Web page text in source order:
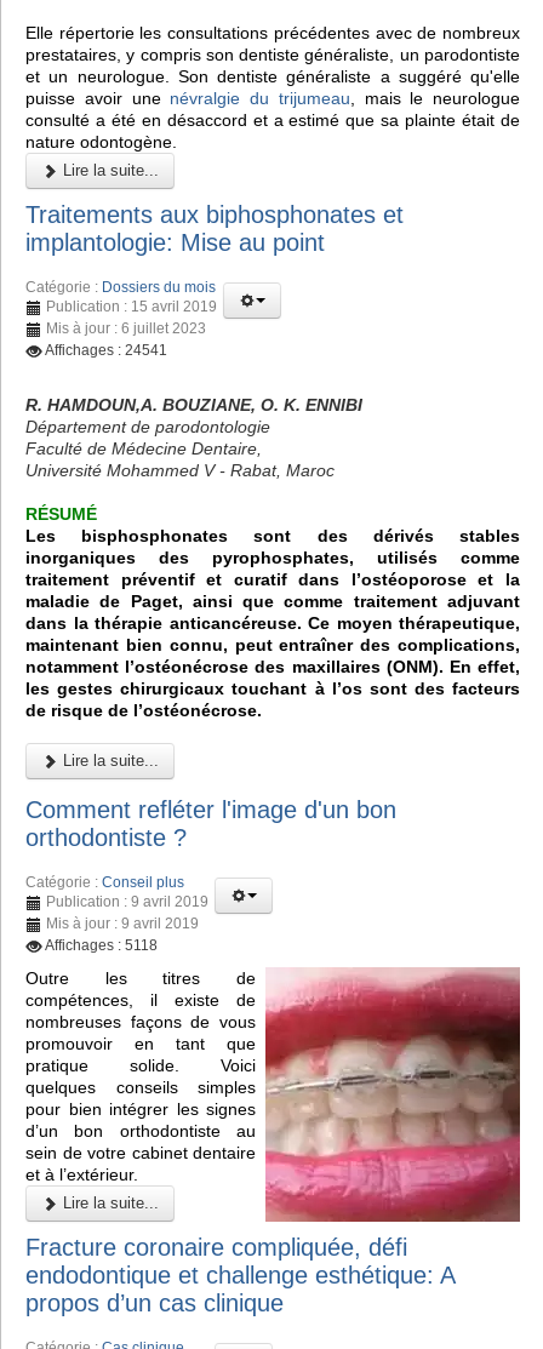
Elle répertorie les consultations précédentes avec de nombreux
prestataires, y compris son dentiste généraliste, un parodontiste
et un neurologue. Son dentiste généraliste a suggéré qu'elle
puisse avoir une névralgie du trijumeau , mais le neurologue
consulté a été en désaccord et a estimé que sa plainte était de
nature odontogène.
Lire la suite...
Traitements aux biphosphonates et
implantologie: Mise au point
Catégorie : Dossiers du mois
Publication : 15 avril 2019
Mis à jour : 6 juillet 2023
Affichages : 24541
R. HAMDOUN,A. BOUZIANE, O. K. ENNIBI
Département de parodontologie
Faculté de Médecine Dentaire,
Université Mohammed V - Rabat, Maroc
RÉSUMÉ
Les bisphosphonates sont des dérivés stables
inorganiques des pyrophosphates, utilisés comme
traitement préventif et curatif dans l’ostéoporose et la
maladie de Paget, ainsi que comme traitement adjuvant
dans la thérapie anticancéreuse. Ce moyen thérapeutique,
maintenant bien connu, peut entraîner des complications,
notamment l’ostéonécrose des maxillaires (ONM). En effet,
les gestes chirurgicaux touchant à l’os sont des facteurs
de risque de l’ostéonécrose.
Lire la suite...
Comment refléter l'image d'un bon
orthodontiste ?
Catégorie : Conseil plus
Publication : 9 avril 2019
Mis à jour : 9 avril 2019
Affichages : 5118
Outre les titres de
compétences, il existe de
nombreuses façons de vous
promouvoir en tant que
pratique solide. Voici
quelques conseils simples
pour bien intégrer les signes
d’un bon orthodontiste au
sein de votre cabinet dentaire
et à l’extérieur.
Lire la suite...
Fracture coronaire compliquée, défi
endodontique et challenge esthétique: A
propos d’un cas clinique